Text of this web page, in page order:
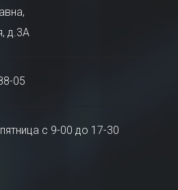
д.3А
05
с 9-00 до 17-30